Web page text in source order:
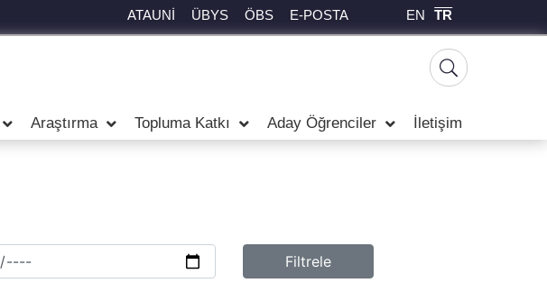
ATAUNİ ÜBYS ÖBS E-POSTA EN TR
Araştırma Topluma Katkı Aday Öğrenciler İletişim
Filtrele